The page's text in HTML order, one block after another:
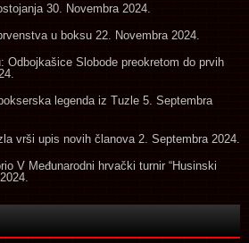
30. Novembra 2024.
u boksu 22. Novembra 2024.
Odbojkašice Slobode preokretom do prvih
legenda iz Tuzle 5. Septembra
vrši upis novih članova 2. Septembra 2024.
V Međunarodni hrvački turnir “Husinski